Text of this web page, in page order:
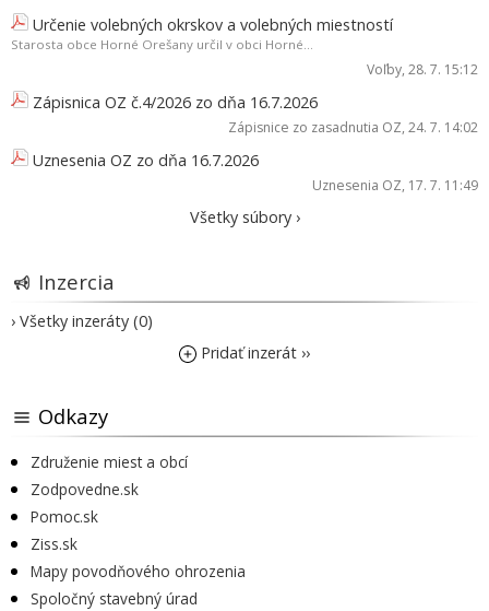
Určenie volebných okrskov a volebných miestností
Starosta obce Horné Orešany určil v obci Horné...
Voľby, 28. 7. 15:12
Zápisnica OZ č.4/2026 zo dňa 16.7.2026
Zápisnice zo zasadnutia OZ, 24. 7. 14:02
Uznesenia OZ zo dňa 16.7.2026
Uznesenia OZ, 17. 7. 11:49
Všetky súbory ›
Inzercia
› Všetky inzeráty (0)
Pridať inzerát ››
Odkazy
Združenie miest a obcí
Zodpovedne.sk
Pomoc.sk
Ziss.sk
Mapy povodňového ohrozenia
Spoločný stavebný úrad